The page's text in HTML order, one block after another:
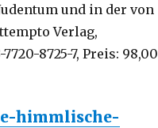
und in der von
Verlag,
8725-7, Preis: 98,00
himmlische-